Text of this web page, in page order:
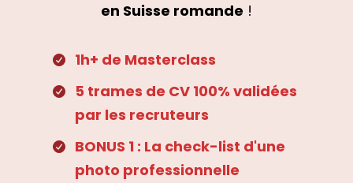
en Suisse romande !
1h+ de Masterclass
5 trames de CV 100% validées
par les recruteurs
BONUS 1 : La check-list d'une
photo professionnelle